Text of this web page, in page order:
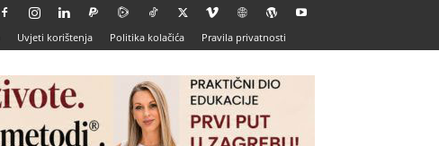
Uvjeti korištenja Politika kolačića Pravila privatnosti